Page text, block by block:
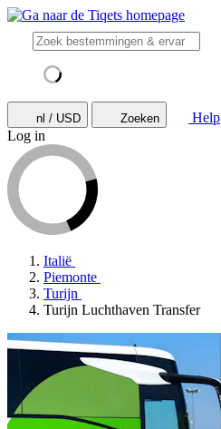
nl / USD Zoeken
Help
Log in
Italië
Piemonte
Turijn
Turijn Luchthaven Transfer